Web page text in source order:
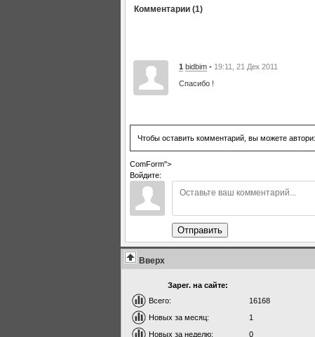
Комментарии (1)
1 bidbim • 19:11, 21 Дек 2011
Спасибо !
Чтобы оставить комментарий, вы можете
ComForm">
Войдите:
Отправить
Вверх
Зарег. на сайте:
Всего:
16168
Новых за месяц:
1
Новых за неделю:
0